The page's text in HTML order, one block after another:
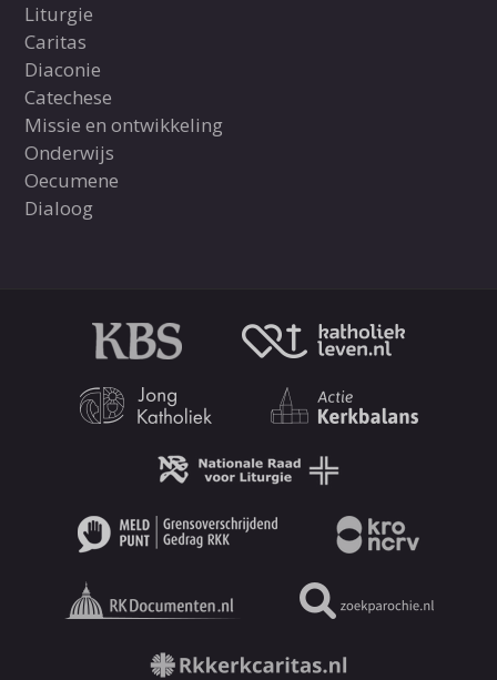
Liturgie
Caritas
Diaconie
Catechese
Missie en ontwikkeling
Onderwijs
Oecumene
Dialoog